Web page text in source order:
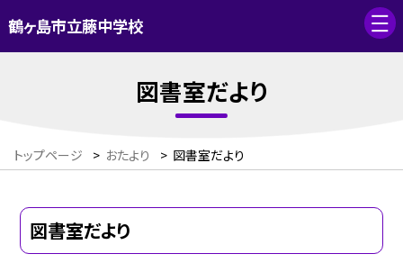
鶴ヶ島市立藤中学校
図書室だより
トップページ > おたより > 図書室だより
図書室だより